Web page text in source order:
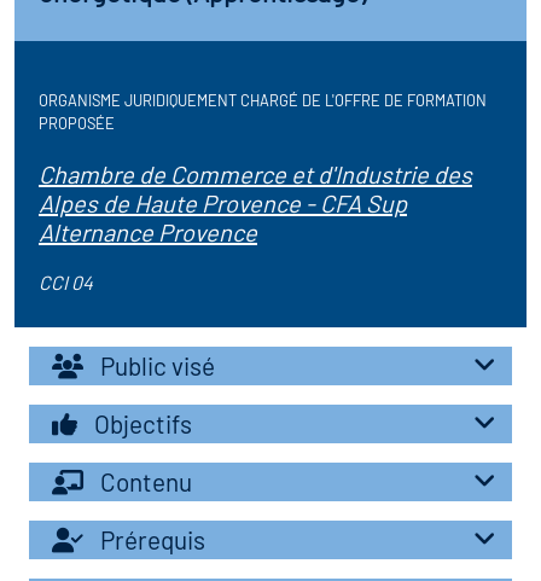
en santé et sécurité au
les métiers
clés métiers et
lieu d'information ou
Partenariale de la
Régional d’Observation
des métiers en
des transitions
de l'Economie
Solidaire (ESS)
du secteur sanitaire
votre offre de
ORGANISME JURIDIQUEMENT CHARGÉ DE L'OFFRE DE FORMATION
PROPOSÉE
Chambre de Commerce et d'Industrie des
Alpes de Haute Provence - CFA Sup
Alternance Provence
CCI 04
Public visé
Objectifs
Contenu
Prérequis